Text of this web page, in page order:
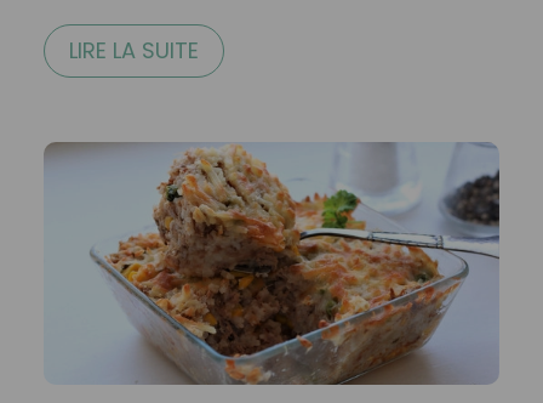
LIRE LA SUITE